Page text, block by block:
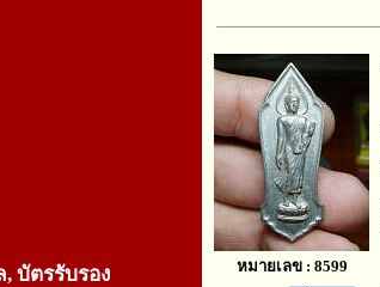
บัตรรับรอง
หมายเลข : 8599